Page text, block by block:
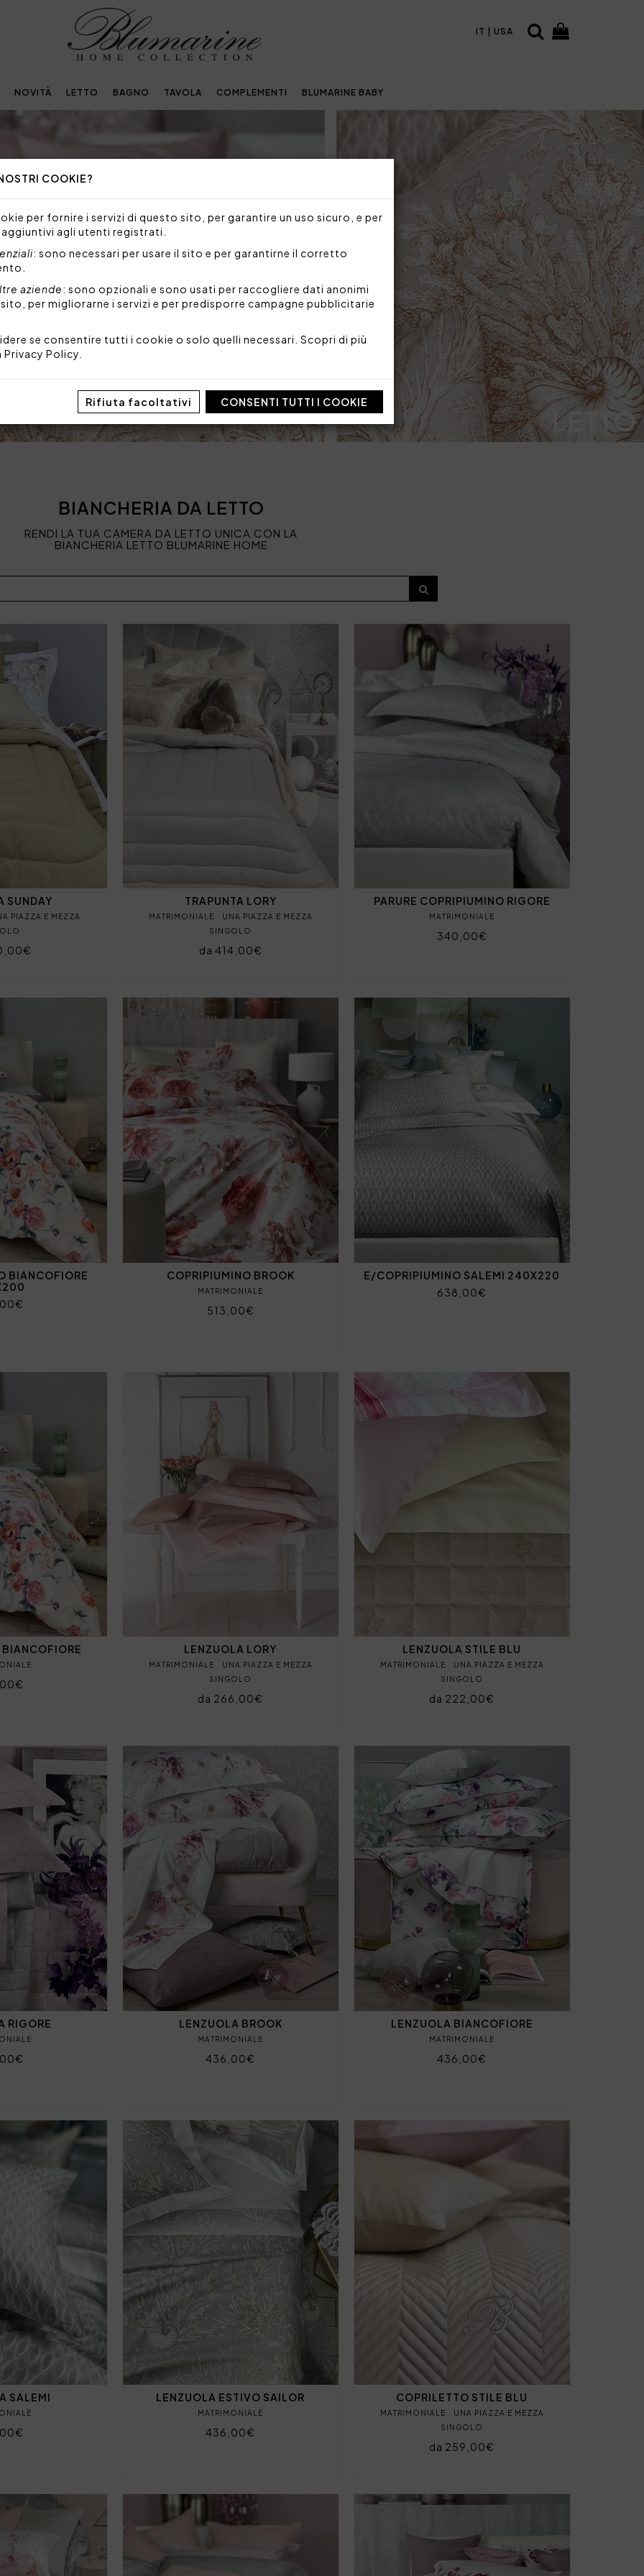
COOKIE?
per fornire i servizi di questo sito, per garantire un uso sicuro, e per
aggiuntivi agli utenti registrati.
: sono necessari per usare il sito e per garantirne il corretto
aziende: sono opzionali e sono usati per raccogliere dati anonimi
per migliorarne i servizi e per predisporre campagne pubblicitarie
se consentire tutti i cookie o solo quelli necessari. Scopri di più
Privacy Policy
Rifiuta facoltativi CONSENTI TUTTI I COOKIE
IT | USA
NOVITÀ LETTO BAGNO TAVOLA COMPLEMENTI BLUMARINE BABY
LETTO
BIANCHERIA DA LETTO
RENDI LA TUA CAMERA DA LETTO UNICA CON LA
BIANCHERIA LETTO BLUMARINE HOME
SUNDAY
PIAZZA E MEZZA
TRAPUNTA LORY
MATRIMONIALE
UNA PIAZZA E MEZZA
SINGOLO
da 414,00€
PARURE COPRIPIUMINO RIGORE
MATRIMONIALE
340,00€
BIANCOFIORE
COPRIPIUMINO BROOK
MATRIMONIALE
513,00€
E/COPRIPIUMINO SALEMI 240X220
638,00€
LENZUOLA LORY
MATRIMONIALE
UNA PIAZZA E MEZZA
SINGOLO
da 266,00€
LENZUOLA STILE BLU
MATRIMONIALE
UNA PIAZZA E MEZZA
SINGOLO
da 222,00€
RIGORE LENZUOLA BROOK
MATRIMONIALE
436,00€
LENZUOLA BIANCOFIORE
MATRIMONIALE
436,00€
SALEMI LENZUOLA ESTIVO SAILOR
MATRIMONIALE
436,00€
COPRILETTO STILE BLU
MATRIMONIALE
UNA PIAZZA E MEZZA
SINGOLO
da 259,00€